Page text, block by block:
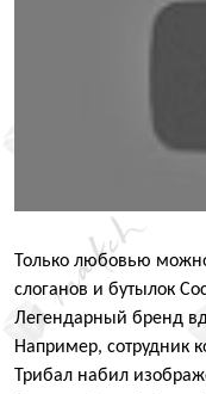
Только любовью
слоганов и бутылок
Легендарный бренд
Например, сотрудник
Трибал набил